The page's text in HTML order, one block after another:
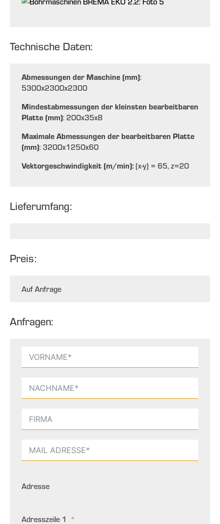
Technische Daten:
Abmessungen der Maschine (mm):
5300x2300x2300
Mindestabmessungen der kleinsten bearbeitbaren
Platte (mm): 200x35x8
Maximale Abmessungen der bearbeitbaren Platte
(mm): 3200x1250x60
Vektorgeschwindigkeit (m/min): (x-y) = 65, z=20
Lieferumfang:
Preis:
Auf Anfrage
Anfragen:
Adresse
Adresszeile 1